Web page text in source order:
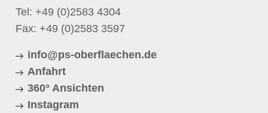
Tel: +49 (0)2583 4304
Fax: +49 (0)2583 3597
info@ps-oberflaechen.de
Anfahrt
360° Ansichten
Instagram